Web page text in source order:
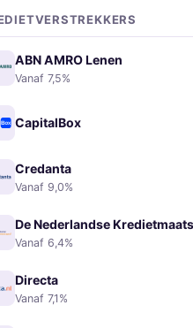
ABN AMRO Lenen
Vanaf 7,5%
CapitalBox
Credanta
Vanaf 9,0%
De Nederlandse
Vanaf 6,4%
Directa
Vanaf 7,1%